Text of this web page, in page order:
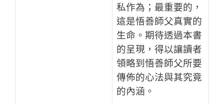
私作為；最重要的，
這是悟善師父真實的
生命。期待透過本書
的呈現，得以讓讀者
領略到悟善師父所要
傳佈的心法與其究竟
的內涵。